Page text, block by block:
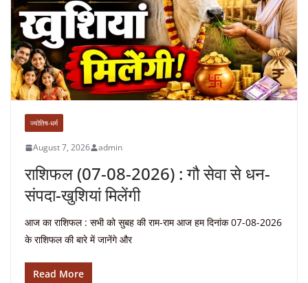
ज्योतिष-धर्म
August 7, 2026 admin
राशिफल (07-08-2026) : गौ सेवा से धन-
संपदा-खुशियां मिलेंगी
आज का राशिफल : सभी को सुबह की राम-राम आज हम दिनांक 07-08-2026
के राशिफल की बारे में जानेंगे और
Read More